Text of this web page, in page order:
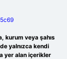
kurum veya şahıs
yalnızca kendi
yer alan içerikler